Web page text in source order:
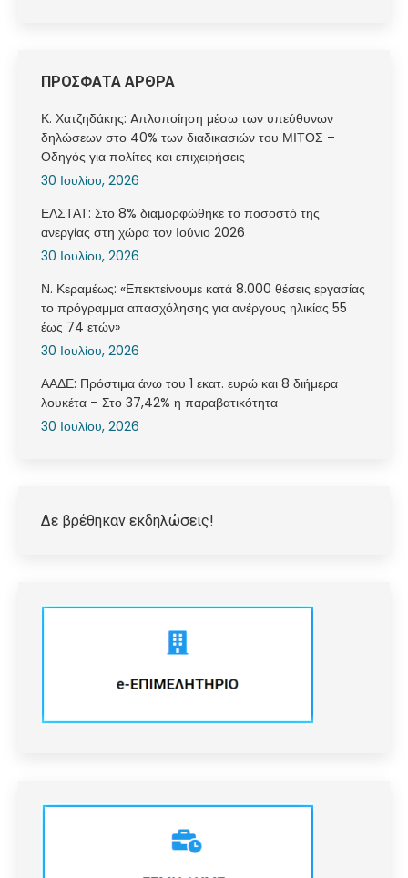
ΠΡΟΣΦΑΤΑ ΑΡΘΡΑ
Κ. Χατζηδάκης: Aπλοποίηση μέσω των υπεύθυνων
δηλώσεων στο 40% των διαδικασιών του ΜΙΤΟΣ –
Οδηγός για πολίτες και επιχειρήσεις
30 Ιουλίου, 2026
ΕΛΣΤΑΤ: Στο 8% διαμορφώθηκε το ποσοστό της
ανεργίας στη χώρα τον Ιούνιο 2026
30 Ιουλίου, 2026
Ν. Κεραμέως: «Επεκτείνουμε κατά 8.000 θέσεις εργασίας
το πρόγραμμα απασχόλησης για ανέργους ηλικίας 55
έως 74 ετών»
30 Ιουλίου, 2026
ΑΑΔΕ: Πρόστιμα άνω του 1 εκατ. ευρώ και 8 διήμερα
λουκέτα – Στο 37,42% η παραβατικότητα
30 Ιουλίου, 2026
Δε βρέθηκαν εκδηλώσεις!